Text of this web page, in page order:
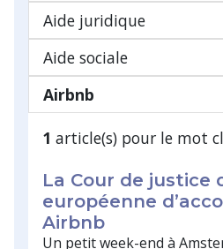
Aide juridique
Aide sociale
Airbnb
1 article(s) pour le mot
La Cour de justice
européenne
Airbnb
Un petit week-end à